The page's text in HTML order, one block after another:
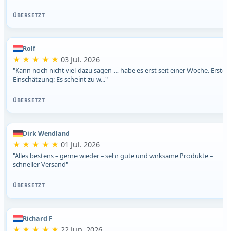
ÜBERSETZT
Rolf
★ ★ ★ ★ ★ 03 Jul. 2026
"Kann noch nicht viel dazu sagen … habe es erst seit einer Woche. Erste
Einschätzung: Es scheint zu w..."
ÜBERSETZT
Dirk Wendland
★ ★ ★ ★ ★ 01 Jul. 2026
"Alles bestens – gerne wieder – sehr gute und wirksame Produkte –
schneller Versand"
ÜBERSETZT
Richard F